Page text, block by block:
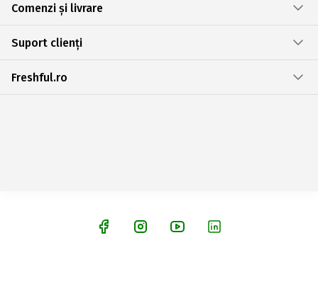
Comenzi și livrare
Suport clienți
Freshful.ro